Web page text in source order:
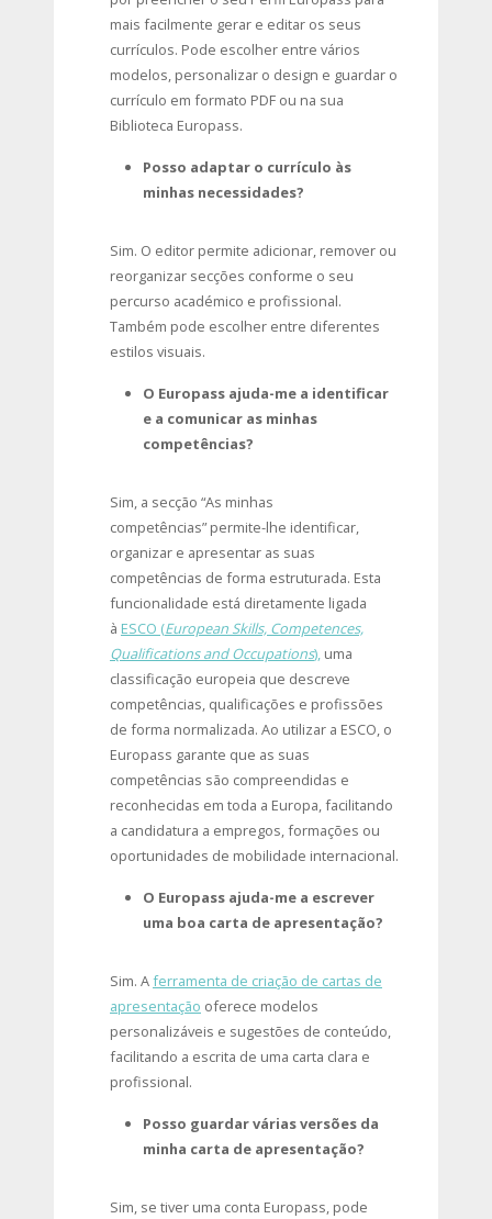
mais facilmente gerar e editar os seus
currículos. Pode escolher entre vários
modelos, personalizar o design e guardar o
currículo em formato PDF ou na sua
Biblioteca Europass.
Posso adaptar o currículo às
minhas necessidades?
Sim. O editor permite adicionar, remover ou
reorganizar secções conforme o seu
percurso académico e profissional.
Também pode escolher entre diferentes
estilos visuais.
O Europass ajuda-me a identificar
e a comunicar as minhas
competências?
Sim, a secção “As minhas
competências” permite-lhe identificar,
organizar e apresentar as suas
competências de forma estruturada. Esta
funcionalidade está diretamente ligada
à ESCO (European Skills, Competences,
Qualifications and Occupations), uma
classificação europeia que descreve
competências, qualificações e profissões
de forma normalizada. Ao utilizar a ESCO, o
Europass garante que as suas
competências são compreendidas e
reconhecidas em toda a Europa, facilitando
a candidatura a empregos, formações ou
oportunidades de mobilidade internacional.
O Europass ajuda-me a escrever
uma boa carta de apresentação?
Sim. Aferramenta de criação de cartas de
apresentação oferece modelos
personalizáveis e sugestões de conteúdo,
facilitando a escrita de uma carta clara e
profissional.
Posso guardar várias versões da
minha carta de apresentação?
Sim, se tiver uma conta Europass, pode